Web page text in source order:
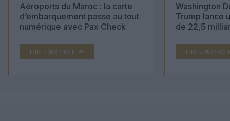
Aéroports du Maroc : la carte
d’embarquement passe au tout
numérique avec Pax Check
LIRE L'ARTICLE
Washington
Trump lance
de 22,5
LIRE